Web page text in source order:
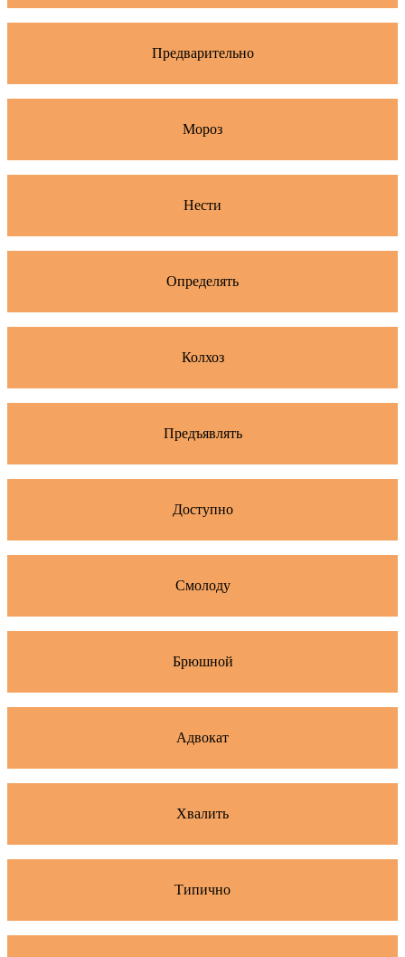
Предварительно
Мороз
Нести
Определять
Колхоз
Предъявлять
Доступно
Смолоду
Брюшной
Адвокат
Хвалить
Типично